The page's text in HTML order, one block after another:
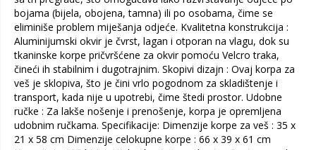
bojama (bijela, obojena, tamna) ili po osobama, čime se
eliminiše problem miješanja odjeće. Kvalitetna konstrukcija :
Aluminijumski okvir je čvrst, lagan i otporan na vlagu, dok su
tkaninske korpe pričvršćene za okvir pomoću Velcro traka,
čineći ih stabilnim i dugotrajnim. Skopivi dizajn : Ovaj korpa za
veš je sklopiva, što je čini vrlo pogodnom za skladištenje i
transport, kada nije u upotrebi, čime štedi prostor. Udobne
ručke : Za lakše nošenje i prenošenje, korpa je opremljena
udobnim ručkama. Specifikacije: Dimenzije korpe za veš : 35 x
21 x 58 cm Dimenzije celokupne korpe : 66 x 39 x 61 cm